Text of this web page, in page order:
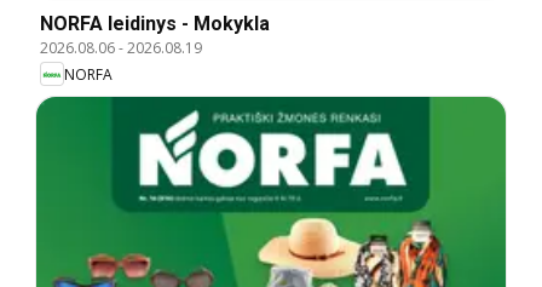
NORFA leidinys - Mokykla
2026.08.06-2026.08.19
NORFA